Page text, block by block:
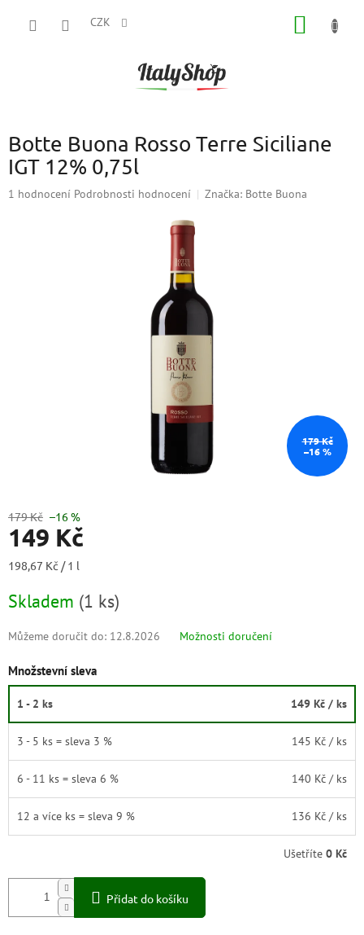
CZK
Botte Buona Rosso Terre Siciliane
IGT 12% 0,75l
Průměrné
1 hodnocení Podrobnosti hodnocení Značka: Botte Buona
179 Kč
–16 %
179 Kč –16 %
149 Kč
Měrná
198,67 Kč / 1 l
Skladem (1 ks)
Můžeme doručit do: 12.8.2026 Možnosti doručení
Množstevní sleva
1 - 2 ks 149 Kč / ks
3 - 5 ks = sleva 3 % 145 Kč / ks
6 - 11 ks = sleva 6 % 140 Kč / ks
12 a více ks = sleva 9 % 136 Kč / ks
Ušetříte 0 Kč
Přidat do košíku